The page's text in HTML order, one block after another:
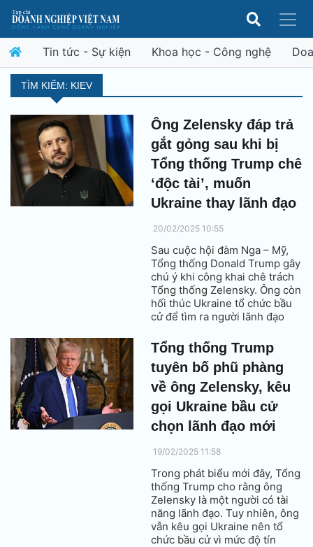
Tin tức - Sự kiện Khoa học - Công nghệ
TÌM KIẾM: KIEV
Ông Zelensky đáp trả
gắt gỏng sau khi bị
Tổng thống Trump chê
‘độc tài’, muốn
Ukraine thay lãnh đạo
20/02/2025 10:55
Sau cuộc hội đàm Nga – Mỹ,
Tổng thống Donald Trump gây
chú ý khi công khai chê trách
Tổng thống Zelensky. Ông còn
hối thúc Ukraine tổ chức bầu
cử để tìm ra người lãnh đạo
Tổng thống Trump
tuyên bố phũ phàng
về ông Zelensky, kêu
gọi Ukraine bầu cử
chọn lãnh đạo mới
19/02/2025 11:58
Trong phát biểu mới đây, Tổng
thống Trump cho rằng ông
Zelensky là một người có tài
năng lãnh đạo. Tuy nhiên, ông
vẫn kêu gọi Ukraine nên tổ
chức bầu cử vì mức độ tín